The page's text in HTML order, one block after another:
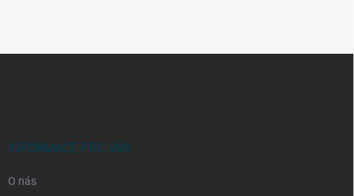
INFORMACE PRO VÁS
O nás